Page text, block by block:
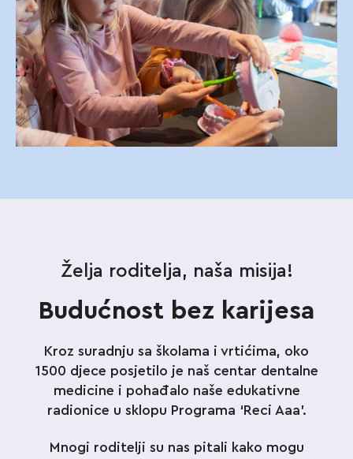
Želja roditelja, naša misija!
Budućnost bez karijesa
Kroz suradnju sa školama i vrtićima, oko
1500 djece posjetilo je naš centar dentalne
medicine i pohađalo naše edukativne
radionice u sklopu Programa ‘Reci Aaa’.
Mnogi roditelji su nas pitali kako mogu